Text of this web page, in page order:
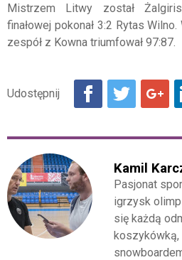
Mistrzem Litwy został
finałowej pokonał 3:2 Rytas
zespół z Kowna triumfował 97:87.
Kamil
Pasjonat
igrzysk
się każdą
koszykówką,